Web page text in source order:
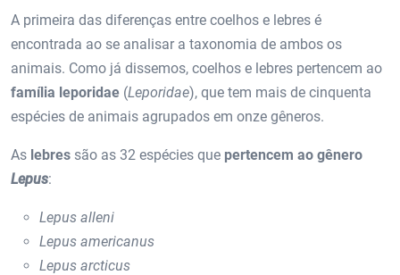
A primeira das diferenças entre coelhos e lebres é
encontrada ao se analisar a taxonomia de ambos os
animais. Como já dissemos, coelhos e lebres pertencem ao
família leporidae (Leporidae), que tem mais de cinquenta
espécies de animais agrupados em onze gêneros.
As lebres são as 32 espécies que pertencem ao gênero
Lepus:
Lepus alleni
Lepus americanus
Lepus arcticus